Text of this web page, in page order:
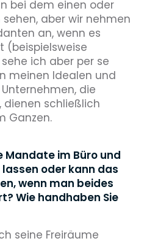
bei dem einen oder
aber wir nehmen
an, wenn es
(beispielsweise
ich aber per se
meinen Idealen und
die
schließlich
Ganzen.
Mandate im Büro und
oder kann das
wenn man beides
Wie handhaben Sie
seine Freiräume